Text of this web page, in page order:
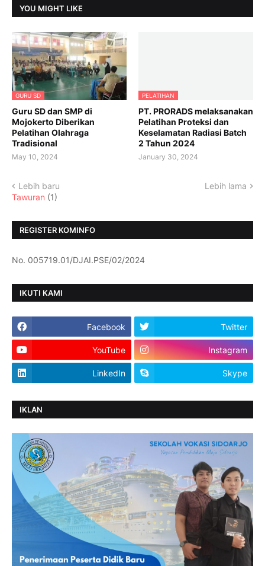
YOU MIGHT LIKE
GURU SD
Guru SD dan SMP di
Mojokerto Diberikan
Pelatihan Olahraga
Tradisional
May 10, 2024
PELATIHAN
PT. PRORADS melaksanakan
Pelatihan Proteksi dan
Keselamatan Radiasi Batch
2 Tahun 2024
January 30, 2024
Lebih baru
Lebih lama
Tawuran (1)
REGISTER KOMINFO
No. 005719.01/DJAI.PSE/02/2024
IKUTI KAMI
Facebook Twitter
YouTube Instagram
LinkedIn Skype
IKLAN